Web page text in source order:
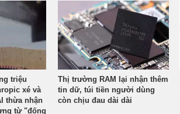
triệu
xé và
thừa nhận
từ "đống
Thị trường RAM lại nhận thêm
tin dữ, túi tiền người dùng
còn chịu đau dài dài